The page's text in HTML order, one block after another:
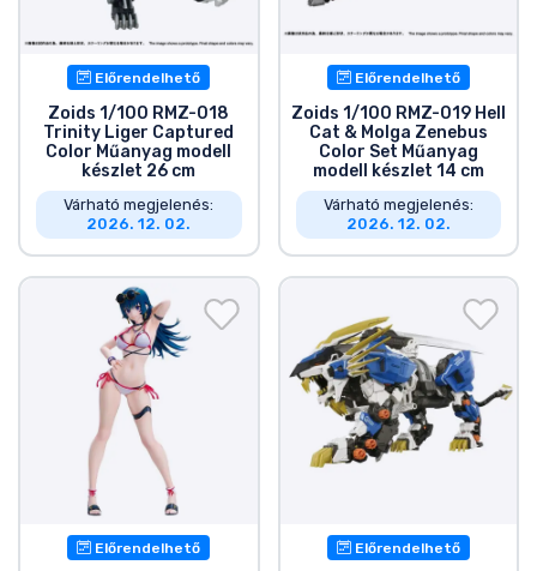
Előrendelhető
Zoids 1/100 RMZ-018
Trinity Liger Captured
Color Műanyag modell
készlet 26 cm
Várható megjelenés:
2026. 12. 02.
Előrendelhető
Zoids 1/100 RMZ-019 Hell
Cat & Molga Zenebus
Color Set Műanyag
modell készlet 14 cm
Várható megjelenés:
2026. 12. 02.
Előrendelhető Előrendelhető